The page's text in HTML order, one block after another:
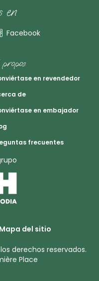
en
Facebook
en revendedor
de
en embajador
frecuentes
Mapa del sitio
derechos reservados.
Place